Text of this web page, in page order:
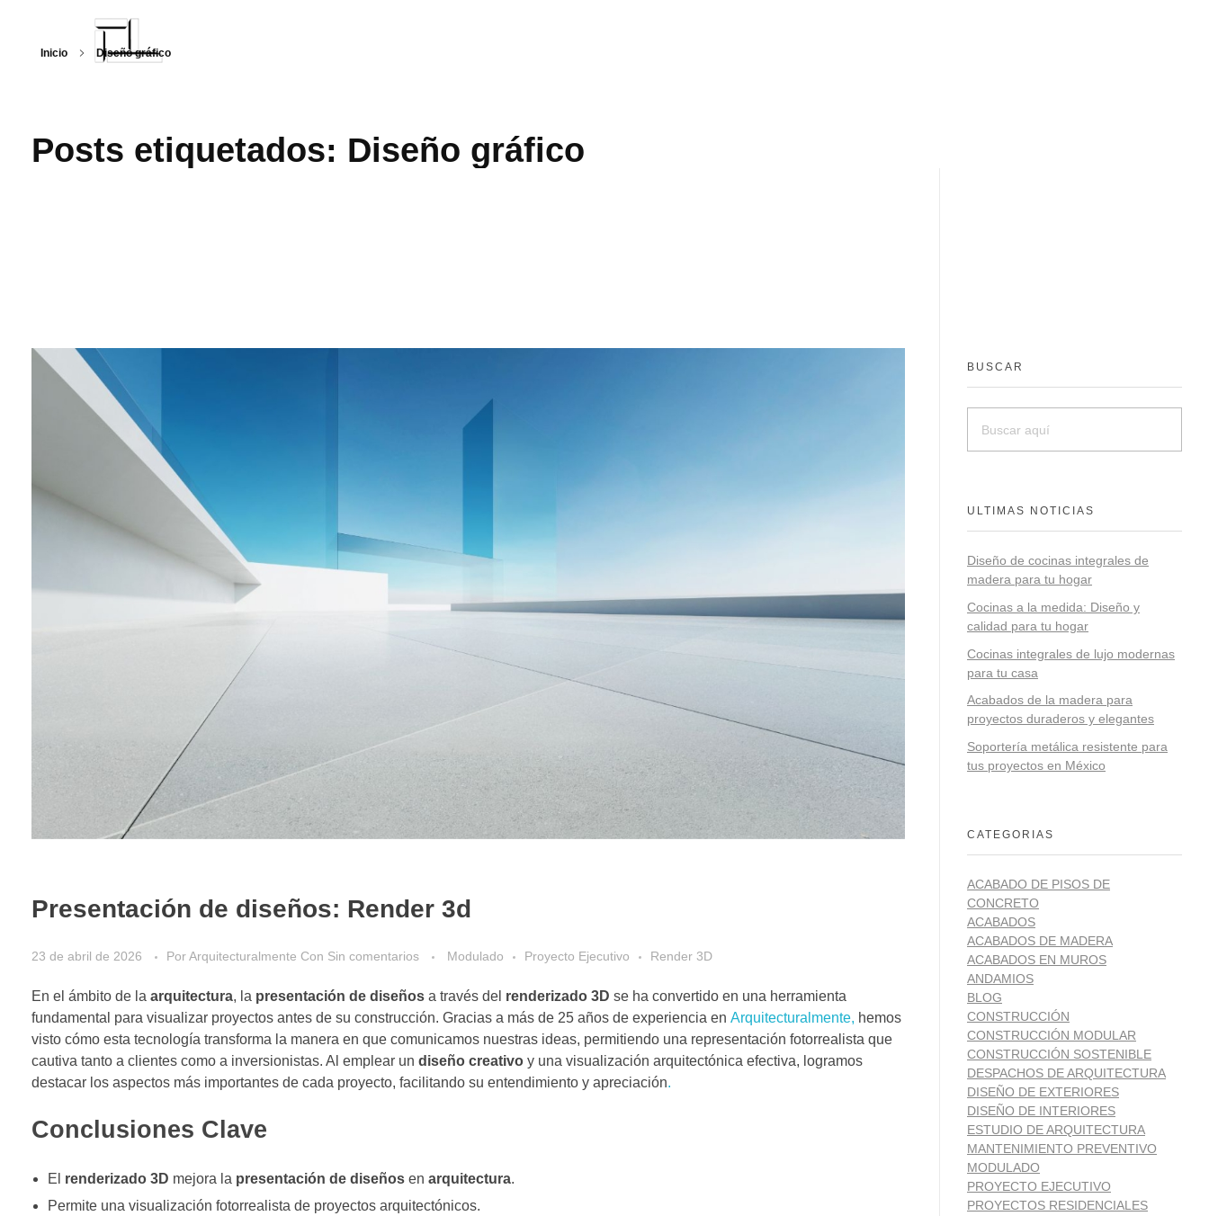
Inicio Diseño gráfico
Posts etiquetados: Diseño gráfico
Presentación de diseños: Render 3d
23 de abril de 2026 PorArquitecturalmente Con Sin comentarios Modulado Proyecto Ejecutivo Render 3D
En el ámbito de la arquitectura, la presentación de diseños a través del renderizado 3D se ha convertido en una herramienta
fundamental para visualizar proyectos antes de su construcción. Gracias a más de 25 años de experiencia en Arquitecturalmente, hemos
visto cómo esta tecnología transforma la manera en que comunicamos nuestras ideas, permitiendo una representación fotorrealista que
cautiva tanto a clientes como a inversionistas. Al emplear un diseño creativo y una visualización arquitectónica efectiva, logramos
destacar los aspectos más importantes de cada proyecto, facilitando su entendimiento y apreciación.
Conclusiones Clave
El renderizado 3D mejora la presentación de diseñosen arquitectura.
Permite una visualización fotorrealista de proyectos arquitectónicos.
BUSCAR
ULTIMAS NOTICIAS
Diseño de cocinas integrales de
madera para tu hogar
Cocinas a la medida: Diseño y
calidad para tu hogar
Cocinas integrales de lujo modernas
para tu casa
Acabados de la madera para
proyectos duraderos y elegantes
Soportería metálica resistente para
tus proyectos en México
CATEGORIAS
ACABADO DE PISOS DE
CONCRETO
ACABADOS
ACABADOS DE MADERA
ACABADOS EN MUROS
ANDAMIOS
BLOG
CONSTRUCCIÓN
CONSTRUCCIÓN MODULAR
CONSTRUCCIÓN SOSTENIBLE
DESPACHOS DE ARQUITECTURA
DISEÑO DE EXTERIORES
DISEÑO DE INTERIORES
ESTUDIO DE ARQUITECTURA
MANTENIMIENTO PREVENTIVO
MODULADO
PROYECTO EJECUTIVO
PROYECTOS RESIDENCIALES